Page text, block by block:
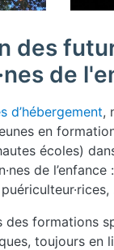
des
de
d’hébergement,
en
écoles)
de l’enfance
des formations
toujours en